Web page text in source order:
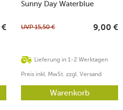
€
Sunny Day Waterblue
Lieferung in 1-2 Werktagen
UVP15,50 € 9,00 €
Preis inkl. MwSt. zzgl. Versand
Warenkorb